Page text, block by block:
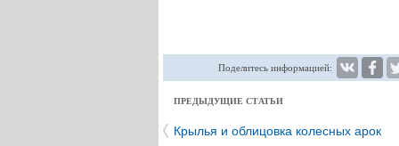
Поделитесь информацией:
ПРЕДЫДУЩИЕ СТАТЬИ
Крылья и облицовка колесных арок